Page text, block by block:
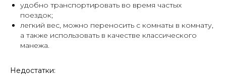
удобно транспортировать во время частых
поездок;
легкий вес, можно переносить с комнаты в комнату,
а также использовать в качестве классического
манежа.
Недостатки: